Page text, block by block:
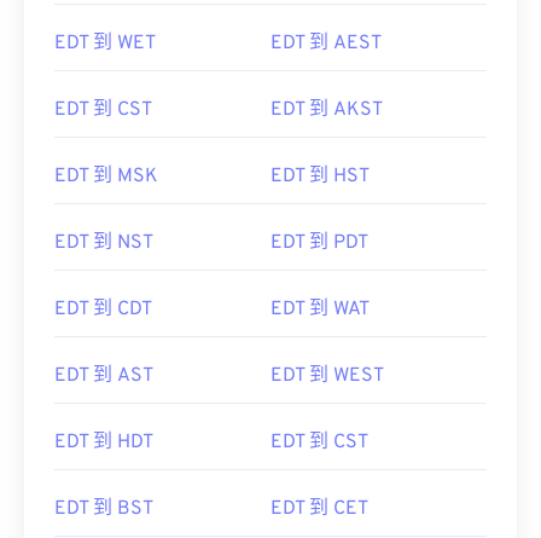
EDT 到 WET EDT 到 AEST
EDT 到 CST EDT 到 AKST
EDT 到 MSK EDT 到 HST
EDT 到 NST EDT 到 PDT
EDT 到 CDT EDT 到 WAT
EDT 到 AST EDT 到 WEST
EDT 到 HDT EDT 到 CST
EDT 到 BST EDT 到 CET